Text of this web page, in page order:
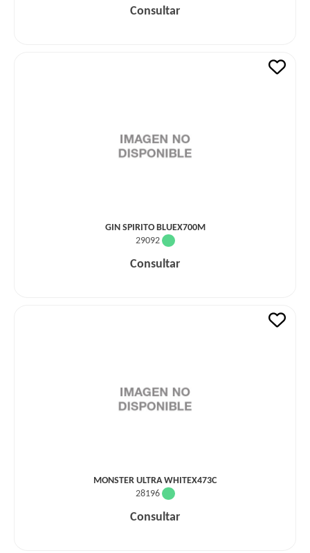
Consultar
GIN SPIRITO BLUEX700M
29092
Consultar
MONSTER ULTRA WHITEX473C
28196
Consultar